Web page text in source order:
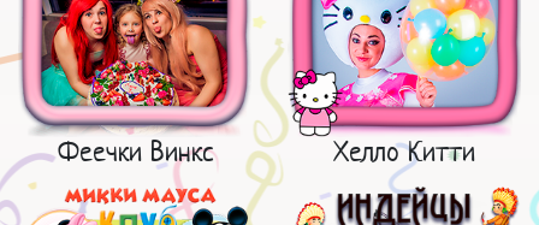
Феечки Винкс Хелло Китти